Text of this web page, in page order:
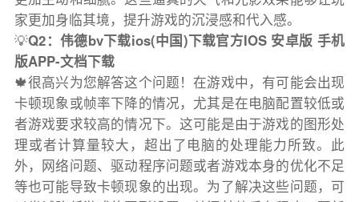
家更加身临其境，提升游戏的沉浸感和代入感。
💡Q2：伟德bv下载ios(中国)下载官方IOS 安卓版 手机
版APP-文档下载
🍁很高兴为您解答这个问题！在游戏中，有可能会出现
卡顿现象或帧率下降的情况，尤其是在电脑配置较低或
者游戏要求较高的情况下。这可能是由于游戏的图形处
理或者计算量较大，超出了电脑的处理能力所致。此
外，网络问题、驱动程序问题或者游戏本身的优化不足
等也可能导致卡顿现象的出现。为了解决这些问题，可